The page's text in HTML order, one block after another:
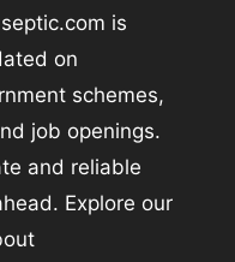
is
on
schemes,
job openings.
and reliable
Explore our